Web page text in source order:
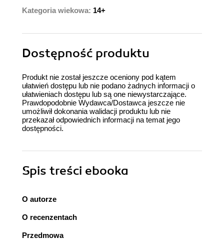
Kategoria wiekowa: 14+
Dostępność produktu
Produkt nie został jeszcze oceniony pod kątem
ułatwień dostępu lub nie podano żadnych informacji o
ułatwieniach dostępu lub są one niewystarczające.
Prawdopodobnie Wydawca/Dostawca jeszcze nie
umożliwił dokonania walidacji produktu lub nie
przekazał odpowiednich informacji na temat jego
dostępności.
Spis treści ebooka
O autorze
O recenzentach
Przedmowa